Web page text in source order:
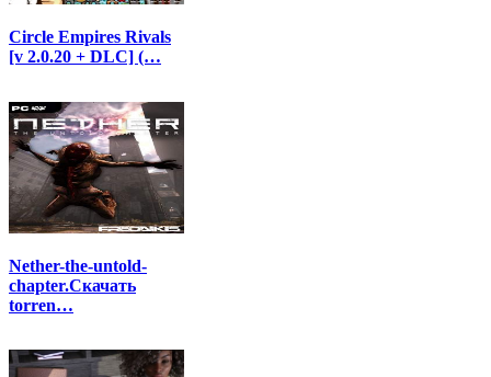
Circle Empires Rivals
[v 2.0.20 + DLC] (…
Nether-the-untold-
chapter.Скачать
torren…